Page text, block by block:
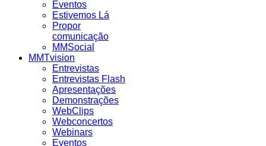
Eventos
Estivemos Lá
Propor
comunicação
MMSocial
MMTvision
Entrevistas
Entrevistas Flash
Apresentações
Demonstrações
WebClips
Webconcertos
Webinars
Eventos